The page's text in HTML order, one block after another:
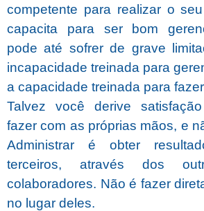
competente para realizar o
capacita para ser bom
pode até sofrer de grave
incapacidade treinada para
a capacidade treinada para
Talvez você derive
fazer com as próprias mãos, e
Administrar é obter
terceiros, através dos
colaboradores. Não é fazer
no lugar deles.